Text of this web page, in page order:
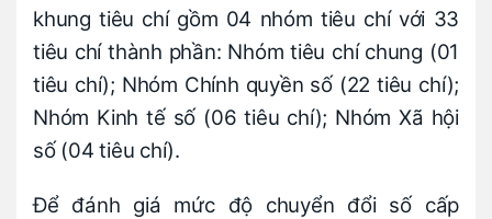
khung tiêu chí gồm 04 nhóm tiêu chí với 33
tiêu chí thành phần: Nhóm tiêu chí chung (01
tiêu chí); Nhóm Chính quyền số (22 tiêu chí);
Nhóm Kinh tế số (06 tiêu chí); Nhóm Xã hội
số (04 tiêu chí).
Để đánh giá mức độ chuyển đổi số cấp